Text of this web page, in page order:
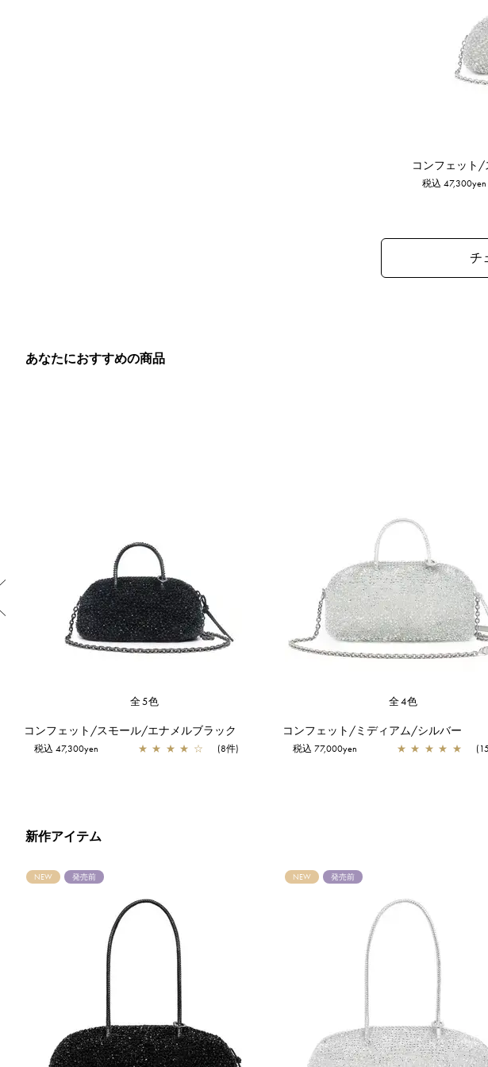
コンフェット
税込 47,300yen
あなたにおすすめの商品
全5色
コンフェット/スモール/エナメルブラック
税込 47,300yen ★ ★ ★ ★ ☆ (8件)
全4色
コンフェット/ミディアム/シルバー
税込 77,000yen ★ ★ ★ ★ ★
新作アイテム
NEW 発売前 NEW 発売前